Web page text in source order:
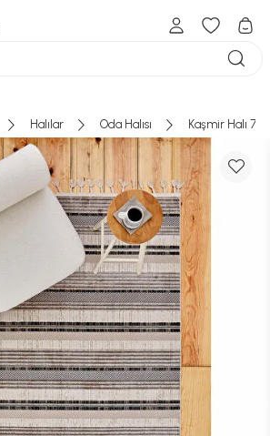
Halılar Oda Halısı Kaşmir Halı 7/